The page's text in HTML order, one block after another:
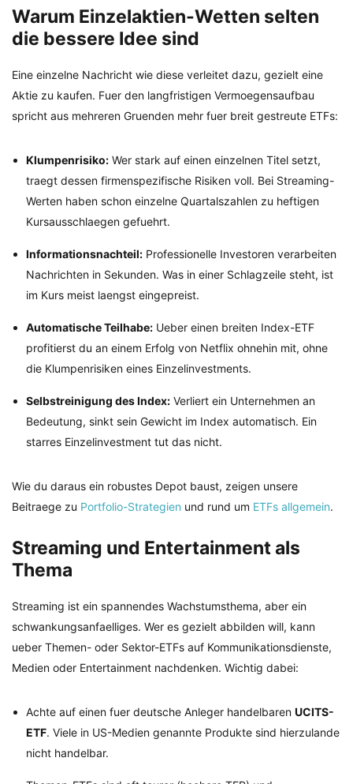
Warum Einzelaktien-Wetten selten
die bessere Idee sind
Eine einzelne Nachricht wie diese verleitet dazu, gezielt eine
Aktie zu kaufen. Fuer den langfristigen Vermoegensaufbau
spricht aus mehreren Gruenden mehr fuer breit gestreute ETFs:
Klumpenrisiko: Wer stark auf einen einzelnen Titel setzt,
traegt dessen firmenspezifische Risiken voll. Bei Streaming-
Werten haben schon einzelne Quartalszahlen zu heftigen
Kursausschlaegen gefuehrt.
Informationsnachteil: Professionelle Investoren verarbeiten
Nachrichten in Sekunden. Was in einer Schlagzeile steht, ist
im Kurs meist laengst eingepreist.
Automatische Teilhabe: Ueber einen breiten Index-ETF
profitierst du an einem Erfolg von Netflix ohnehin mit, ohne
die Klumpenrisiken eines Einzelinvestments.
Selbstreinigung des Index: Verliert ein Unternehmen an
Bedeutung, sinkt sein Gewicht im Index automatisch. Ein
starres Einzelinvestment tut das nicht.
Wie du daraus ein robustes Depot baust, zeigen unsere
Beitraege zu Portfolio-Strategien und rund um ETFs allgemein.
Streaming und Entertainment als
Thema
Streaming ist ein spannendes Wachstumsthema, aber ein
schwankungsanfaelliges. Wer es gezielt abbilden will, kann
ueber Themen- oder Sektor-ETFs auf Kommunikationsdienste,
Medien oder Entertainment nachdenken. Wichtig dabei:
Achte auf einen fuer deutsche Anleger handelbaren UCITS-
ETF. Viele in US-Medien genannte Produkte sind hierzulande
nicht handelbar.